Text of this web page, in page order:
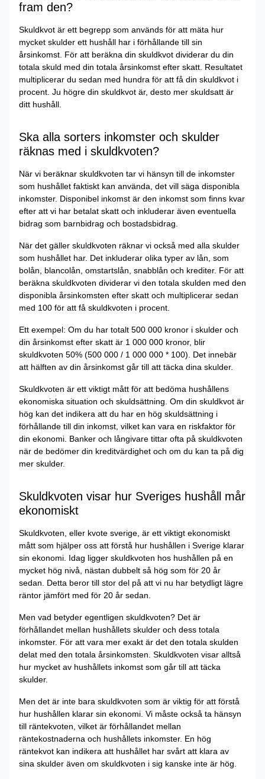
fram den?
Skuldkvot är ett begrepp som används för att mäta hur
mycket skulder ett hushåll har i förhållande till sin
årsinkomst. För att beräkna din skuldkvot dividerar du din
totala skuld med din totala årsinkomst efter skatt. Resultatet
multiplicerar du sedan med hundra för att få din skuldkvot i
procent. Ju högre din skuldkvot är, desto mer skuldsatt är
ditt hushåll.
Ska alla sorters inkomster och skulder
räknas med i skuldkvoten?
När vi beräknar skuldkvoten tar vi hänsyn till de inkomster
som hushållet faktiskt kan använda, det vill säga disponibla
inkomster. Disponibel inkomst är den inkomst som finns kvar
efter att vi har betalat skatt och inkluderar även eventuella
bidrag som barnbidrag och bostadsbidrag.
När det gäller skuldkvoten räknar vi också med alla skulder
som hushållet har. Det inkluderar olika typer av lån, som
bolån, blancolån, omstartslån, snabblån och krediter. För att
beräkna skuldkvoten dividerar vi den totala skulden med den
disponibla årsinkomsten efter skatt och multiplicerar sedan
med 100 för att få skuldkvoten i procent.
Ett exempel: Om du har totalt 500 000 kronor i skulder och
din årsinkomst efter skatt är 1 000 000 kronor, blir
skuldkvoten 50% (500 000 / 1 000 000 * 100). Det innebär
att hälften av din årsinkomst går till att täcka dina skulder.
Skuldkvoten är ett viktigt mått för att bedöma hushållens
ekonomiska situation och skuldsättning. Om din skuldkvot är
hög kan det indikera att du har en hög skuldsättning i
förhållande till din inkomst, vilket kan vara en riskfaktor för
din ekonomi. Banker och långivare tittar ofta på skuldkvoten
när de bedömer din kreditvärdighet och om du kan ta på dig
mer skulder.
Skuldkvoten visar hur Sveriges hushåll mår
ekonomiskt
Skuldkvoten, eller kvote sverige, är ett viktigt ekonomiskt
mått som hjälper oss att förstå hur hushållen i Sverige klarar
sin ekonomi. Idag ligger skuldkvoten hos hushållen på en
mycket hög nivå, nästan dubbelt så hög som för 20 år
sedan. Detta beror till stor del på att vi nu har betydligt lägre
räntor jämfört med för 20 år sedan.
Men vad betyder egentligen skuldkvoten? Det är
förhållandet mellan hushållets skulder och dess totala
inkomster. För att vara mer exakt är det den totala skulden
delat med den totala årsinkomsten. Skuldkvoten visar alltså
hur mycket av hushållets inkomst som går till att täcka
skulder.
Men det är inte bara skuldkvoten som är viktig för att förstå
hur hushållen klarar sin ekonomi. Vi måste också ta hänsyn
till räntekvoten, vilket är förhållandet mellan
räntekostnaderna och hushållets inkomster. En hög
räntekvot kan indikera att hushållet har svårt att klara av
sina skulder även om skuldkvoten i sig kanske inte är hög.